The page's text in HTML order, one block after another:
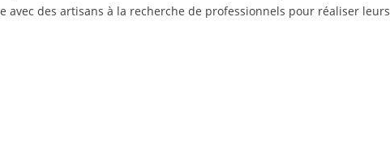
avec des artisans à la recherche de professionnels pour réaliser leurs